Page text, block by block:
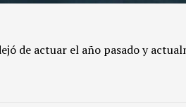
de actuar el año pasado y